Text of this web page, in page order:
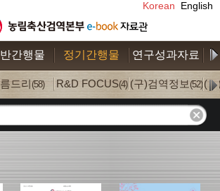
Korean English
간행물 정기간행물 연구성과자료
드리(58) R&D FOCUS(4) (구)검역정보 (52) (